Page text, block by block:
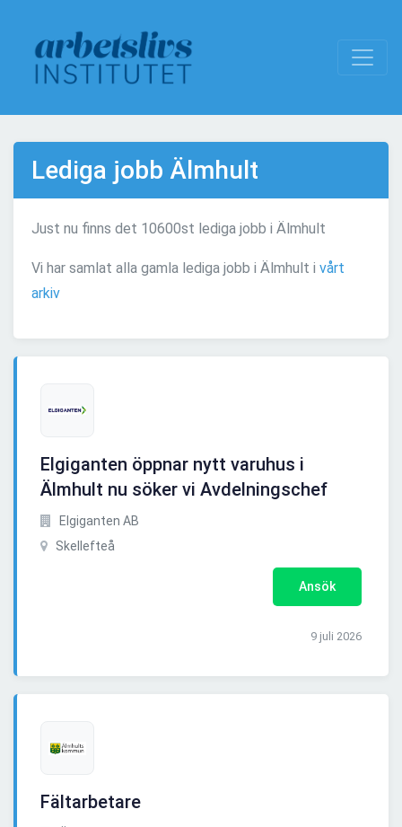
Lediga jobb Älmhult
Just nu finns det 10600st lediga jobb i Älmhult
Vi har samlat alla gamla lediga jobb i Älmhult i vårt
arkiv
Elgiganten öppnar nytt varuhus i
Älmhult nu söker vi Avdelningschef
Elgiganten AB
Skellefteå
Ansök
9 juli 2026
Fältarbetare